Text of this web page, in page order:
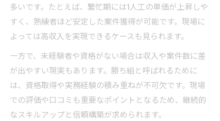
電気工事士が実感する社会貢献と誇り
電気工事チームで成長できるキャリアパス
将来性の高い電気工事分野の魅力を解説
電気工事士として長く続けられる理由
1人工の相場から見る電気工事の収入面
電気工事の1人工とは何かとその計算方法
電気工事現場での1人工相場の傾向と特徴
多いです。たとえば、繁忙期には1人工の単価が上昇しや
すく、熟練者ほど安定した案件獲得が可能です。現場に
よっては高収入を実現できるケースも見られます。
一方で、未経験者や資格がない場合は収入や案件数に差
が出やすい現実もあります。勝ち組と呼ばれるために
は、資格取得や実務経験の積み重ねが不可欠です。現場
での評価や口コミも重要なポイントとなるため、継続的
なスキルアップと信頼構築が求められます。